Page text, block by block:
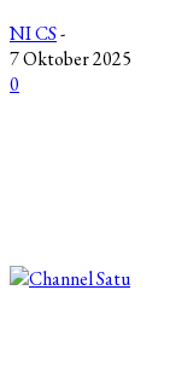
NI CS-
7 Oktober 2025
0